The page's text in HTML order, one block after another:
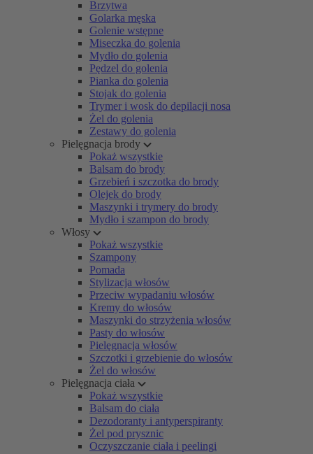
Brzytwa
Golarka męska
Golenie wstępne
Miseczka do golenia
Mydło do golenia
Pędzel do golenia
Pianka do golenia
Stojak do golenia
Trymer i wosk do depilacji nosa
Żel do golenia
Zestawy do golenia
Pielęgnacja brody
Pokaż wszystkie
Balsam do brody
Grzebień i szczotka do brody
Olejek do brody
Maszynki i trymery do brody
Mydło i szampon do brody
Włosy
Pokaż wszystkie
Szampony
Pomada
Stylizacja włosów
Przeciw wypadaniu włosów
Kremy do włosów
Maszynki do strzyżenia włosów
Pasty do włosów
Pielęgnacja włosów
Szczotki i grzebienie do włosów
Żel do włosów
Pielęgnacja ciała
Pokaż wszystkie
Balsam do ciała
Dezodoranty i antyperspiranty
Żel pod prysznic
Oczyszczanie ciała i peelingi